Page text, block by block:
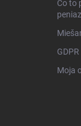
Čo to
GDPR
Moja